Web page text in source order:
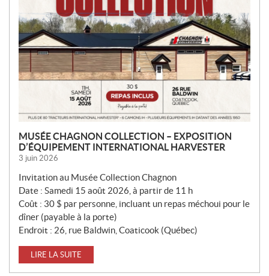
MUSÉE CHAGNON COLLECTION – EXPOSITION
D’ÉQUIPEMENT INTERNATIONAL HARVESTER
3 juin 2026
Invitation au Musée Collection Chagnon
Date : Samedi 15 août 2026, à partir de 11 h
Coût : 30 $ par personne, incluant un repas méchoui pour le
dîner (payable à la porte)
Endroit : 26, rue Baldwin, Coaticook (Québec)
LIRE LA SUITE